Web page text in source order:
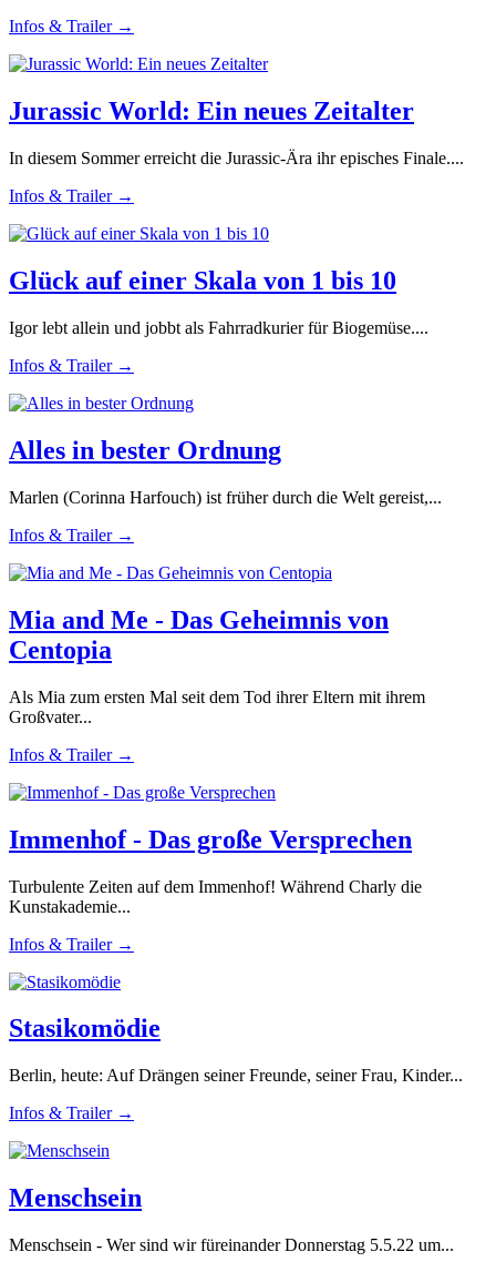
Infos & Trailer →
Jurassic World: Ein neues Zeitalter
In diesem Sommer erreicht die Jurassic-Ära ihr episches Finale....
Infos & Trailer →
Glück auf einer Skala von 1 bis 10
Igor lebt allein und jobbt als Fahrradkurier für Biogemüse....
Infos & Trailer →
Alles in bester Ordnung
Marlen (Corinna Harfouch) ist früher durch die Welt gereist,...
Infos & Trailer →
Mia and Me - Das Geheimnis von
Centopia
Als Mia zum ersten Mal seit dem Tod ihrer Eltern mit ihrem
Großvater...
Infos & Trailer →
Immenhof - Das große Versprechen
Turbulente Zeiten auf dem Immenhof! Während Charly die
Kunstakademie...
Infos & Trailer →
Stasikomödie
Berlin, heute: Auf Drängen seiner Freunde, seiner Frau, Kinder...
Infos & Trailer →
Menschsein
Menschsein - Wer sind wir füreinander Donnerstag 5.5.22 um...